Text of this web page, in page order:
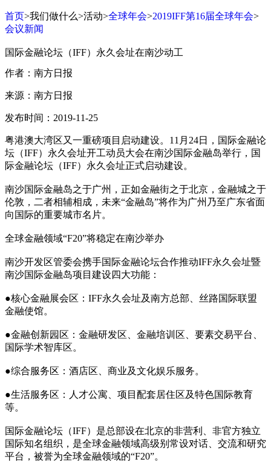
首页>我们做什么>活动>全球年会>2019IFF第16届全球年会>
会议新闻
国际金融论坛（IFF）永久会址在南沙动工
作者：南方日报
来源：南方日报
发布时间：2019-11-25
粤港澳大湾区又一重磅项目启动建设。11月24日，国际金融论
坛（IFF）永久会址开工动员大会在南沙国际金融岛举行，国
际金融论坛（IFF）永久会址正式启动建设。
南沙国际金融岛之于广州，正如金融街之于北京，金融城之于
伦敦，二者相辅相成，未来“金融岛”将作为广州乃至广东省面
向国际的重要城市名片。
全球金融领域“F20”将稳定在南沙举办
南沙开发区管委会携手国际金融论坛合作推动IFF永久会址暨
南沙国际金融岛项目建设四大功能：
●核心金融展会区：IFF永久会址及南方总部、丝路国际联盟
金融使馆。
●金融创新园区：金融研发区、金融培训区、要素交易平台、
国际学术智库区。
●综合服务区：酒店区、商业及文化娱乐服务。
●生活服务区：人才公寓、项目配套居住区及特色国际教育
等。
国际金融论坛（IFF）是总部设在北京的非营利、非官方独立
国际知名组织，是全球金融领域高级别常设对话、交流和研究
平台，被誉为全球金融领域的“F20”。